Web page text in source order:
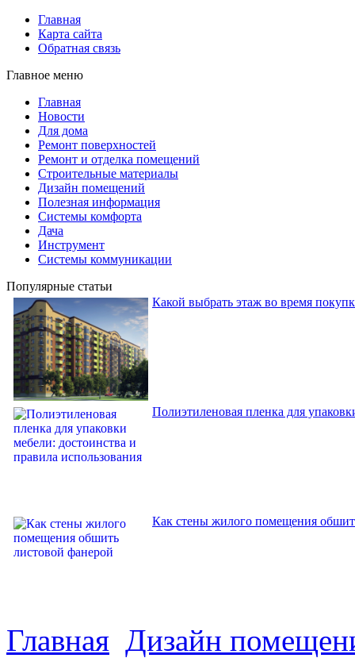
Главная
Карта сайта
Обратная связь
Главное меню
Главная
Новости
Для дома
Ремонт поверхностей
Ремонт и отделка помещений
Строительные материалы
Дизайн помещений
Полезная информация
Системы комфорта
Дача
Инструмент
Системы коммуникации
Популярные статьи
Какой выбрать этаж во время
Полиэтиленовая пленка для
Как стены жилого помещения
Главная Дизайн